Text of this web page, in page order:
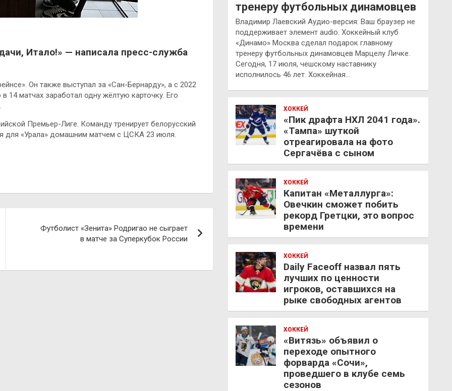
Итало!» — написала пресс-служба
Он также выступал за «Сан-Бернарду», а с 2022
14 матчах заработал одну жёлтую карточку. Его
Премьер-Лиге. Команду тренирует белорусский
для «Урала» домашним матчем с ЦСКА 23 июля.
Футболист «Зенита» Родригао не сыграет
в матче за Суперкубок России
тренеру футбольных динамовцев
Владимир Лаевский Аудио-версия: Ваш браузер не
поддерживает элемент audio. Хоккейный клуб
«Динамо» Москва сделал подарок главному
тренеру футбольных динамовцев Марцелу Личке.
Сегодня, 17 июля, чешскому наставнику
исполнилось 46 лет. Хоккейная…
ХОККЕЙ
«Пик драфта НХЛ 2041 года».
«Тампа» шуткой
отреагировала на фото
Сергачёва с сыном
ХОККЕЙ
Капитан «Металлурга»:
Овечкин сможет побить
рекорд Гретцки, это вопрос
времени
ХОККЕЙ
Daily Faceoff назвал пять
лучших по ценности
игроков, оставшихся на
рыке свободных агентов
ХОККЕЙ
«Витязь» объявил о
переходе опытного
форварда «Сочи»,
проведшего в клубе семь
сезонов